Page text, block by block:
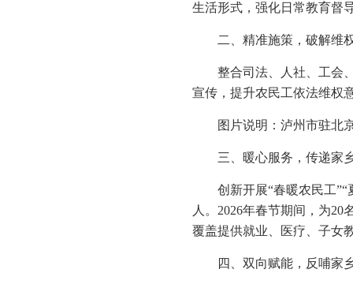
生活形式，强化日常教育督
二、精准施策，破解维
整合司法、人社、工会
宣传，提升农民工依法维权
图片说明：泸州市驻北
三、暖心服务，传递家
创新开展“春暖农民工
人。2026年春节期间，为
覆盖提供就业、医疗、子女
四、双向赋能，反哺家